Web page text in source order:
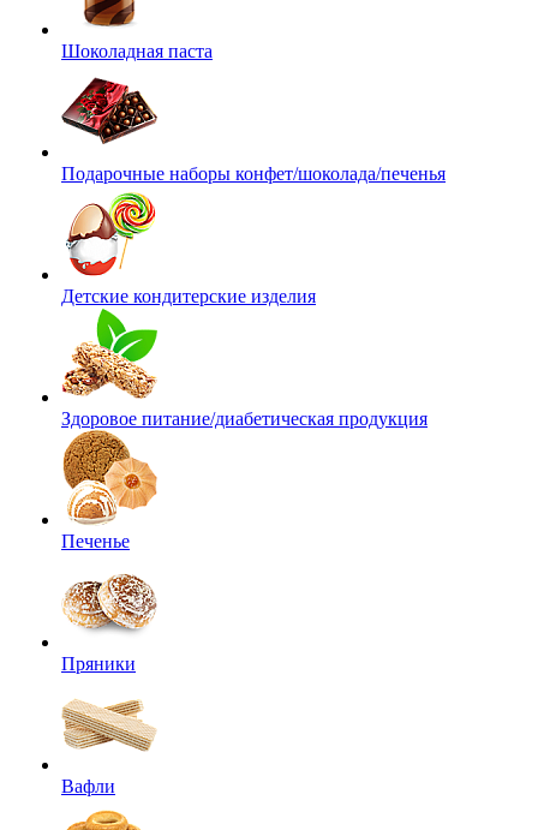
Шоколадная паста
Подарочные наборы конфет/шоколада/печенья
Детские кондитерские изделия
Здоровое питание/диабетическая продукция
Печенье
Пряники
Вафли